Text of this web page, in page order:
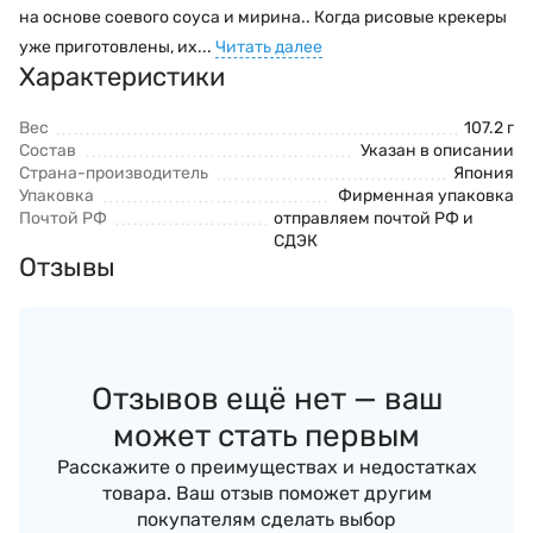
на основе соевого соуса и мирина.. Когда рисовые крекеры
уже приготовлены, их... Читать далее
Характеристики
Вес
107.2 г
Состав
Указан в описании
Страна-производитель
Япония
Упаковка
Фирменная упаковка
Почтой РФ
отправляем почтой РФ и
СДЭК
Отзывы
Отзывов ещё нет — ваш
может стать первым
Расскажите о преимуществах и недостатках
товара. Ваш отзыв поможет другим
покупателям сделать выбор